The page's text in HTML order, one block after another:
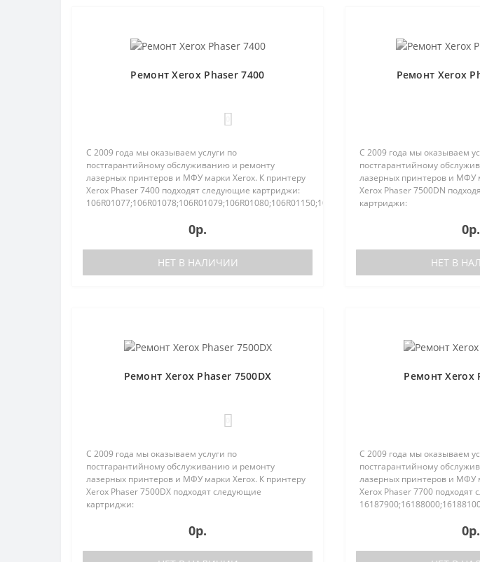
Ремонт Xerox Phaser 7400
С 2009 года мы оказываем услуги по
постгарантийному обслуживанию и ремонту
лазерных принтеров и МФУ марки Xerox. К принтеру
Xerox Phaser 7400 подходят следующие картриджи:
106R01077;106R01078;106R01079;106R01080;106R01150;106R01151;106R011521.
0р.
НЕТ В НАЛИЧИИ
Ремонт Xerox
С 2009 года мы оказываем
постгарантийному
лазерных принтеров и МФУ
Xerox Phaser 7500DN
картриджи:
0р.
НЕТ В
Ремонт Xerox Phaser 7500DX
С 2009 года мы оказываем услуги по
постгарантийному обслуживанию и ремонту
лазерных принтеров и МФУ марки Xerox. К принтеру
Xerox Phaser 7500DX подходят следующие
картриджи:
0р.
Ремонт Xerox
С 2009 года мы оказываем
постгарантийному
лазерных принтеров и МФУ
Xerox Phaser 7700
0р.